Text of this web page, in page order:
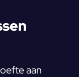
aan